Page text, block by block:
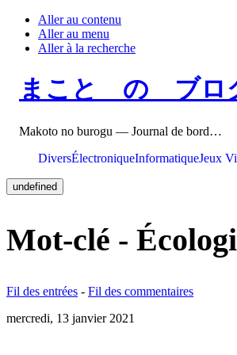
Aller au contenu
Aller au menu
Aller à la recherche
まこと の ブロ
Makoto no burogu — Journal de bord…
DiversÉlectroniqueInformatiqueJeux
undefined
Mot-clé -
Fil des entrées - Fil des commentaires
mercredi, 13 janvier 2021